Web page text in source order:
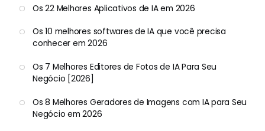
Os 22 Melhores Aplicativos de IA em 2026
Os 10 melhores softwares de IA que você precisa
conhecer em 2026
Os 7 Melhores Editores de Fotos de IA Para Seu
Negócio [2026]
Os 8 Melhores Geradores de Imagens com IA para Seu
Negócio em 2026